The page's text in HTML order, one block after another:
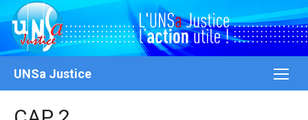
Aller
au
contenu
UNSa Justice